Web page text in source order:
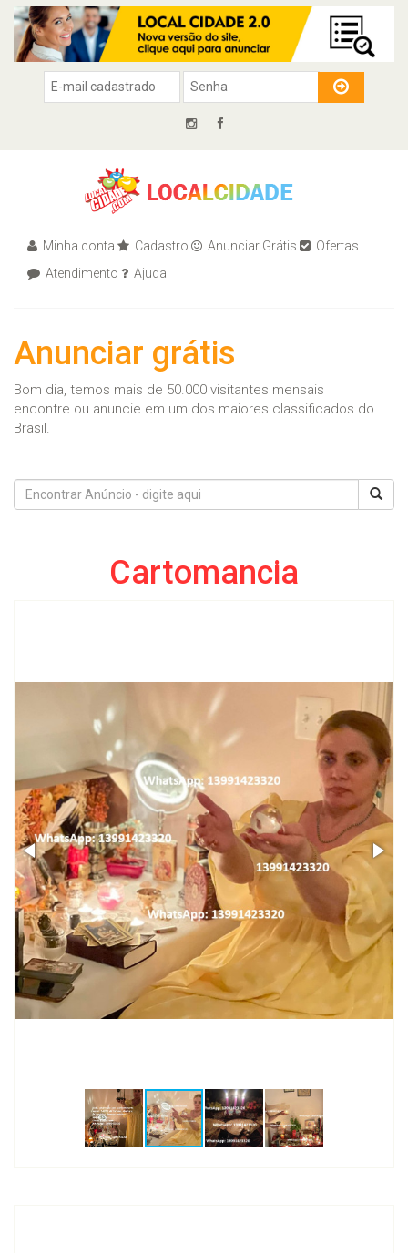
Minha conta Cadastro Anunciar Grátis
Ofertas
Atendimento
Ajuda
Anunciar grátis
Bom dia, temos mais de 50.000 visitantes mensais
encontre ou anuncie em um dos maiores classificados do
Brasil.
Cartomancia